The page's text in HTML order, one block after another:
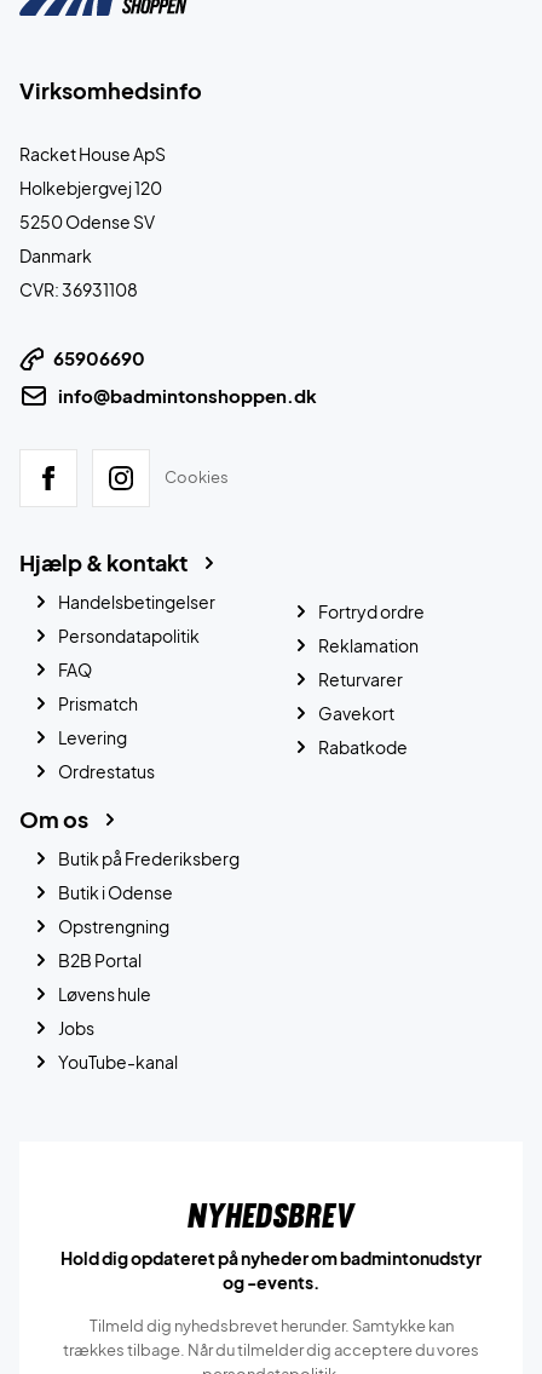
Virksomhedsinfo
Racket House ApS
Holkebjergvej 120
5250 Odense SV
Danmark
CVR: 36931108
65906690
info@badmintonshoppen.dk
Cookies
Hjælp & kontakt
Handelsbetingelser
Persondatapolitik
FAQ
Prismatch
Levering
Ordrestatus
Fortryd ordre
Reklamation
Returvarer
Gavekort
Rabatkode
Om os
Butik på Frederiksberg
Butik i Odense
Opstrengning
B2B Portal
Løvens hule
Jobs
YouTube-kanal
Nyhedsbrev
Hold dig opdateret på nyheder om badmintonudstyr
og -events.
Tilmeld dig nyhedsbrevet herunder. Samtykke kan
trækkes tilbage. Når du tilmelder dig acceptere du vores